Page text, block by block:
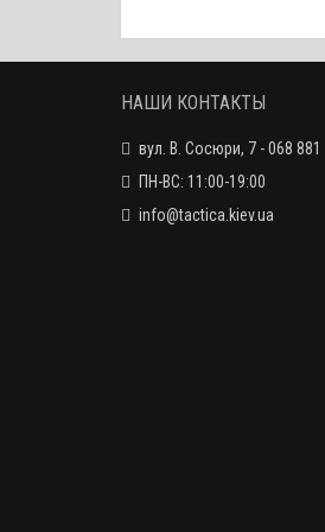
НАШИ КОНТАКТЫ
вул. В. Сосюри, 7 - 068
ПН-ВС: 11:00-19:00
info@tactica.kiev.ua